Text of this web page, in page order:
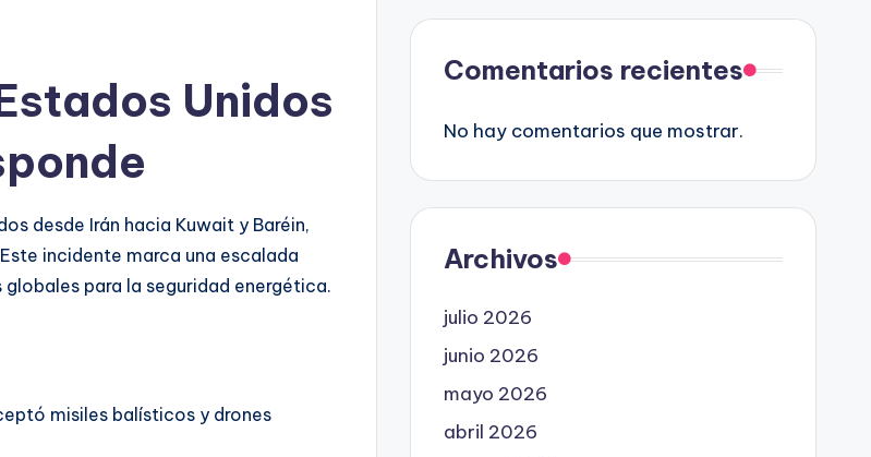
Unidos
desde Irán hacia Kuwait y Baréin,
incidente marca una escalada
para la seguridad energética.
misiles balísticos y drones
Comentarios recientes
No hay comentarios que mostrar.
Archivos
julio 2026
junio 2026
mayo 2026
abril 2026